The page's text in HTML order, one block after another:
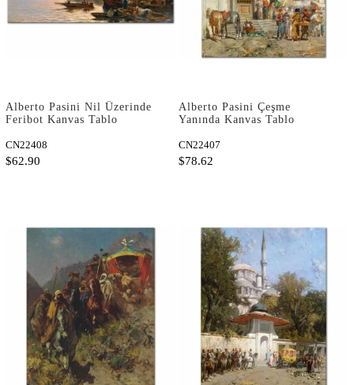
Alberto Pasini Nil Üzerinde
Feribot Kanvas Tablo
CN22408
$62.90
Alberto Pasini Çeşme
Yanında Kanvas Tablo
CN22407
$78.62